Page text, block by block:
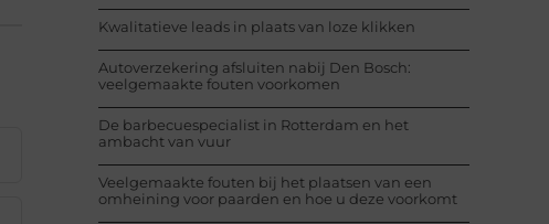
Kwalitatieve leads in plaats van loze klikken
Autoverzekering afsluiten nabij Den Bosch:
veelgemaakte fouten voorkomen
De barbecuespecialist in Rotterdam en het
ambacht van vuur
Veelgemaakte fouten bij het plaatsen van een
omheining voor paarden en hoe u deze voorkomt